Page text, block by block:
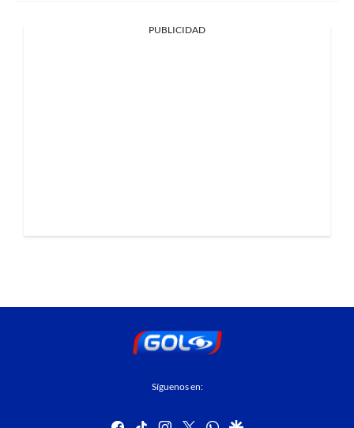
PUBLICIDAD
Síguenos en:
facebook
tiktok instagram
twitterwhatsapp
google